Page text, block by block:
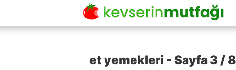
et yemekleri - Sayfa 3 / 8